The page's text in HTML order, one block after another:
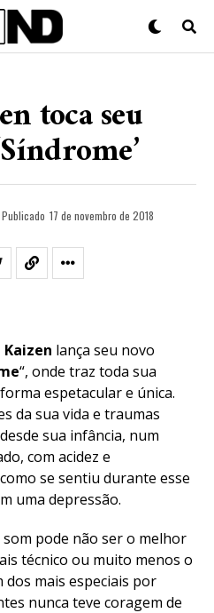
toca seu
Publicado 17 de novembro de 2018
Kaizen lança seu novo
“, onde traz toda sua
espetacular e única.
da sua vida e traumas
sua infância, num
com acidez e
se sentiu durante esse
uma depressão.
pode não ser o melhor
técnico ou muito menos o
dos mais especiais por
nunca teve coragem de